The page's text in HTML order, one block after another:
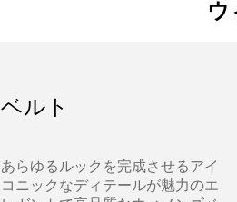
ウ
ベルト
あらゆるルックを完成させるアイ
コニックなディテールが魅力のエ